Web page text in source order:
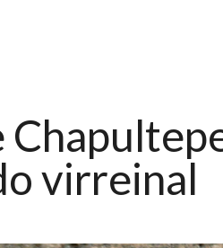
virreinal